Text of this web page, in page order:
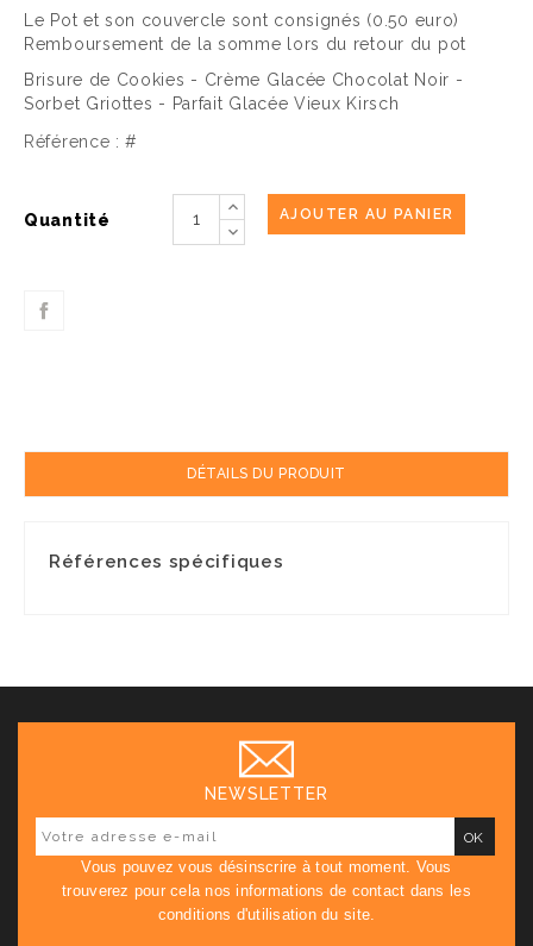
Le Pot et son couvercle sont consignés (0.50 euro)
Remboursement de la somme lors du retour du pot
Brisure de Cookies - Crème Glacée Chocolat Noir -
Sorbet Griottes - Parfait Glacée Vieux Kirsch
Référence : #
Quantité AJOUTER AU PANIER
DÉTAILS DU PRODUIT
Références spécifiques
NEWSLETTER
Vous pouvez vous désinscrire à tout moment. Vous
trouverez pour cela nos informations de contact dans les
conditions d'utilisation du site.